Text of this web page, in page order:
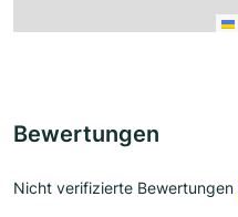
Bewertungen
Nicht verifizierte Bewertungen